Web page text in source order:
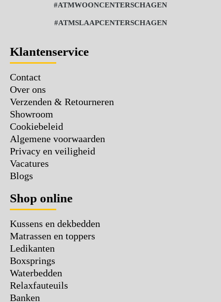
#ATMWOONCENTERSCHAGEN
#ATMSLAAPCENTERSCHAGEN
Klantenservice
Contact
Over ons
Verzenden & Retourneren
Showroom
Cookiebeleid
Algemene voorwaarden
Privacy en veiligheid
Vacatures
Blogs
Shop online
Kussens en dekbedden
Matrassen en toppers
Ledikanten
Boxsprings
Waterbedden
Relaxfauteuils
Banken